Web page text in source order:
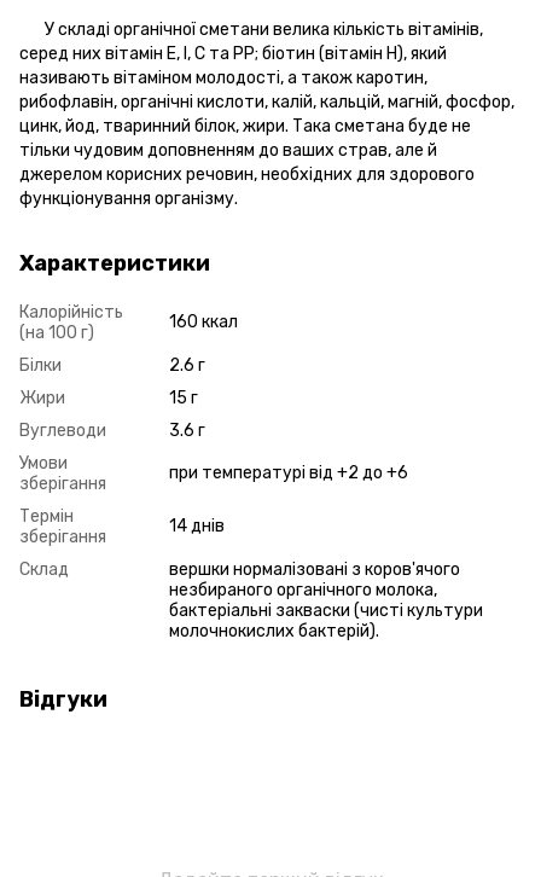
У складі органічної сметани велика кількість вітамінів,
серед них вітамін Е, І, С та РР; біотин (вітамін Н), який
називають вітаміном молодості, а також каротин,
рибофлавін, органічні кислоти, калій, кальцій, магній, фосфор,
цинк, йод, тваринний білок, жири. Така сметана буде не
тільки чудовим доповненням до ваших страв, але й
джерелом корисних речовин, необхідних для здорового
функціонування організму.
Характеристики
Калорійність
(на 100 г)
160 ккал
Білки
2.6 г
Жири
15 г
Вуглеводи
3.6 г
Умови
зберігання
при температурі від +2 до +6
Термін
зберігання
14 днів
Склад
вершки нормалізовані з коров'ячого
незбираного органічного молока,
бактеріальні закваски (чисті культури
молочнокислих бактерій).
Відгуки